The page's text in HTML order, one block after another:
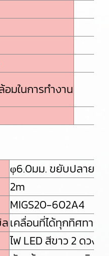
มในการทำงาน
φ6.0มม. ขยับปลายสา
2m
MIGS20-602A4
เคลื่อนที่ได้ทุกทิศทาง /
ไฟ LED สีขาว 2 ดวง